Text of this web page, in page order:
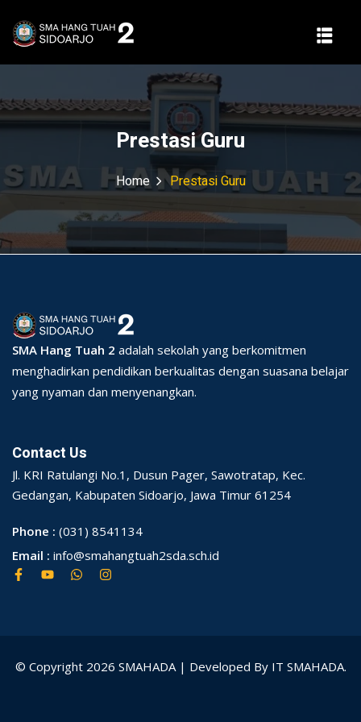
Prestasi Guru
Home Prestasi Guru
SMA Hang Tuah 2 adalah sekolah yang berkomitmen
menghadirkan pendidikan berkualitas dengan suasana belajar
yang nyaman dan menyenangkan.
Contact Us
Jl. KRI Ratulangi No.1, Dusun Pager, Sawotratap, Kec.
Gedangan, Kabupaten Sidoarjo, Jawa Timur 61254
Phone : (031) 8541134
Email : info@smahangtuah2sda.sch.id
© Copyright 2026 SMAHADA | Developed By IT SMAHADA.